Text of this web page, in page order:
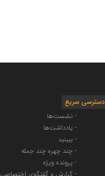
دسترسی سریع
- نشست‌ها
- یادداشت‌ها
- ببینید
- چند چهره چند جمله
- پرونده ویژه